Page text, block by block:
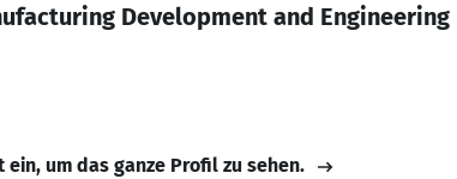
Development and Engineering
ein, um das ganze Profil zu sehen.